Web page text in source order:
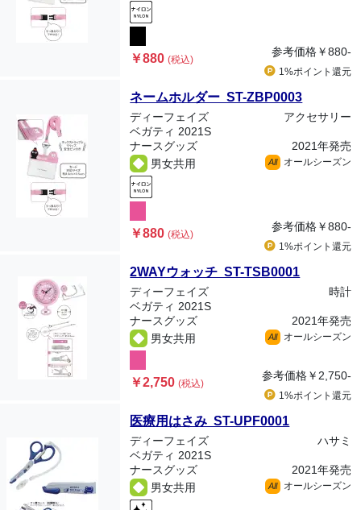
￥880(税込)
参考価格￥880-
1%ポイント 還元
ネームホルダー ST-ZBP0003
ディーフェイズ
アクセサリー
ベガティ 2021S
ナースグッズ
2021年発売
男女共用
All オールシーズン
￥880(税込)
参考価格￥880-
1%ポイント 還元
2WAYウォッチ ST-TSB0001
ディーフェイズ
時計
ベガティ 2021S
ナースグッズ
2021年発売
男女共用
All オールシーズン
￥2,750(税込)
参考価格￥2,750-
1%ポイント 還元
医療用はさみ ST-UPF0001
ディーフェイズ
ハサミ
ベガティ 2021S
ナースグッズ
2021年発売
男女共用
All オールシーズン